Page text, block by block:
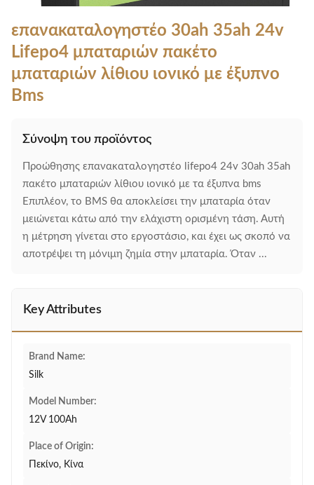
επανακαταλογηστέο 30ah 35ah 24v
Lifepo4 μπαταριών πακέτο
μπαταριών λίθιου ιονικό με έξυπνο
Bms
Σύνοψη του προϊόντος
Προώθησης επανακαταλογηστέο lifepo4 24v 30ah 35ah
πακέτο μπαταριών λίθιου ιονικό με τα έξυπνα bms
Επιπλέον, το BMS θα αποκλείσει την μπαταρία όταν
μειώνεται κάτω από την ελάχιστη ορισμένη τάση. Αυτή
η μέτρηση γίνεται στο εργοστάσιο, και έχει ως σκοπό να
αποτρέψει τη μόνιμη ζημία στην μπαταρία. Όταν ...
Key Attributes
Brand Name:
Silk
Model Number:
12V 100Ah
Place of Origin:
Πεκίνο, Κίνα